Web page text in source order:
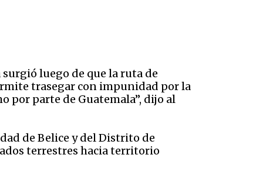
luego de que la ruta de
trasegar con impunidad por la
por parte de Guatemala”, dijo al
de Belice y del Distrito de
terrestres hacia territorio